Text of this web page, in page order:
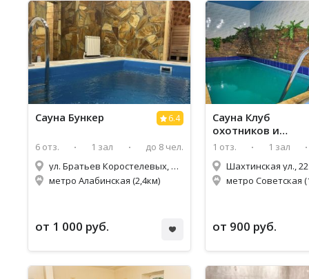
6.4
Сауна Бункер
6 отз. 1 зал
до 8 чел.
ул. Братьев Коростелевых, 112
метро Алабинская (2,4км)
от 1 000 руб.
Сауна Клуб
охотников и
рыболовов
1 отз.
1 зал
Шахтинская ул., 22
метро Советская
от 900 руб.